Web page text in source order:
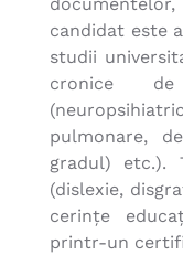
candidat este
studii
cronice
pulmonare,
gradul) etc.).
(dislexie,
cerințe
printr-un